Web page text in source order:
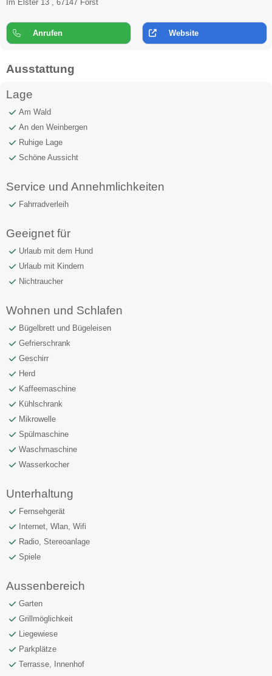
Im Elster 13 , 67147 Forst
Anrufen Website
Ausstattung
Lage
Am Wald
An den Weinbergen
Ruhige Lage
Schöne Aussicht
Service und Annehmlichkeiten
Fahrradverleih
Geeignet für
Urlaub mit dem Hund
Urlaub mit Kindern
Nichtraucher
Wohnen und Schlafen
Bügelbrett und Bügeleisen
Gefrierschrank
Geschirr
Herd
Kaffeemaschine
Kühlschrank
Mikrowelle
Spülmaschine
Waschmaschine
Wasserkocher
Unterhaltung
Fernsehgerät
Internet, Wlan, Wifi
Radio, Stereoanlage
Spiele
Aussenbereich
Garten
Grillmöglichkeit
Liegewiese
Parkplätze
Terrasse, Innenhof